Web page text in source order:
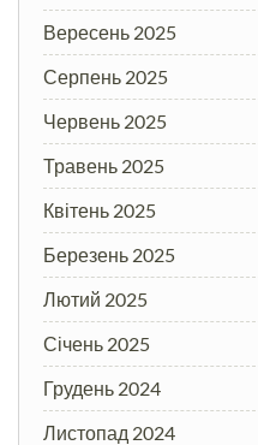
Вересень 2025
Серпень 2025
Червень 2025
Травень 2025
Квітень 2025
Березень 2025
Лютий 2025
Січень 2025
Грудень 2024
Листопад 2024